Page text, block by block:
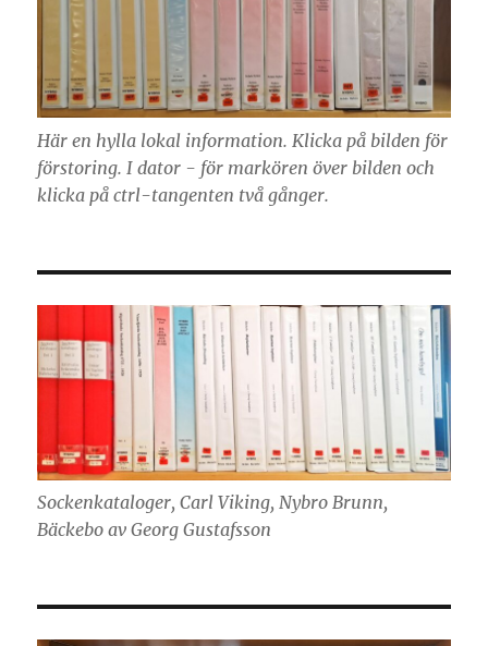
Här en hylla lokal information. Klicka på bilden för
förstoring. I dator - för markören över bilden och
klicka på ctrl-tangenten två gånger.
Sockenkataloger, Carl Viking, Nybro Brunn,
Bäckebo av Georg Gustafsson